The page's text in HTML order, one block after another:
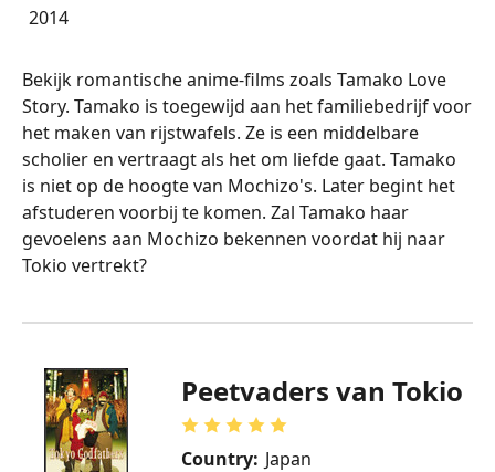
2014
Bekijk romantische anime-films zoals Tamako Love
Story. Tamako is toegewijd aan het familiebedrijf voor
het maken van rijstwafels. Ze is een middelbare
scholier en vertraagt als het om liefde gaat. Tamako
is niet op de hoogte van Mochizo's. Later begint het
afstuderen voorbij te komen. Zal Tamako haar
gevoelens aan Mochizo bekennen voordat hij naar
Tokio vertrekt?
Peetvaders van Tokio
Country: Japan